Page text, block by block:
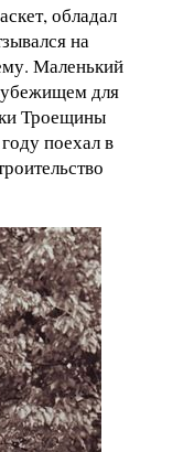
обладал
на
Маленький
для
Троещины
поехал в